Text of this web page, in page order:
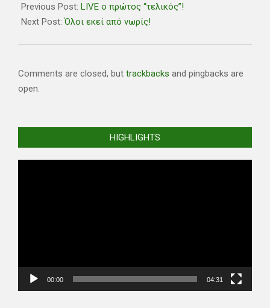
05-
08
Previous Post: LIVE ο πρώτος “τελικός”!
Next Post:Όλοι εκεί από νωρίς!
Comments are closed, but trackbacks and pingbacks are
open.
HIGHLIGHTS
00:00 04:31